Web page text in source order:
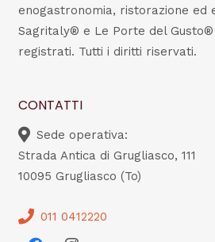
enogastronomia, ristorazione ed
Sagritaly® e Le Porte del
registrati. Tutti i diritti riservati.
CONTATTI
Sede operativa:
Strada Antica di Grugliasco, 111
10095 Grugliasco (To)
011 0412220